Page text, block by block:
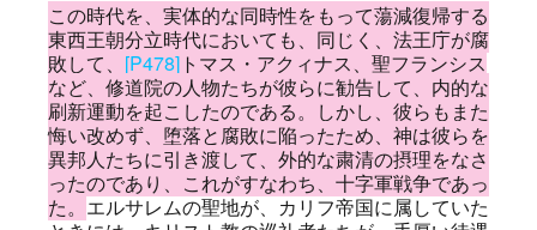
この時代を、実体的な同時性をもって蕩減復帰する
東西王朝分立時代においても、同じく、法王庁が腐
敗して、 [P478] トマス・アクィナス、聖フランシス
など、修道院の人物たちが彼らに勧告して、内的な
刷新運動を起こしたのである。しかし、彼らもまた
悔い改めず、堕落と腐敗に陥ったため、神は彼らを
異邦人たちに引き渡して、外的な粛清の摂理をなさ
ったのであり、これがすなわち、十字軍戦争であっ
た。 エルサレムの聖地が、カリフ帝国に属していた